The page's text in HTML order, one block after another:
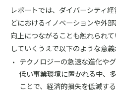
レポートでは、ダイバーシティ
どにおけるイノベーションや外
向上につながることも触れられ
していくうえで以下のような意
テクノロジーの急速な進化や
低い事業環境に置かれる中、
ことで、経済的損失を低減す